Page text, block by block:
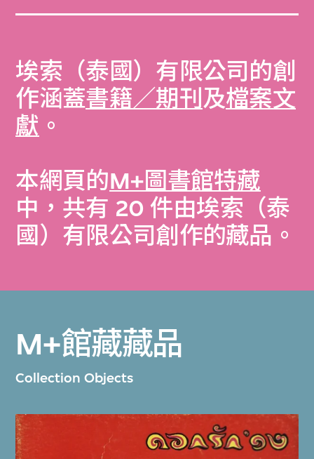
埃索（泰國）有限公司的創
作涵蓋書籍／期刊及檔案文
獻 。
本網頁的M+圖書館特藏
中，共有 20 件由埃索（泰
國）有限公司創作的藏品。
M+館藏藏品
Collection Objects